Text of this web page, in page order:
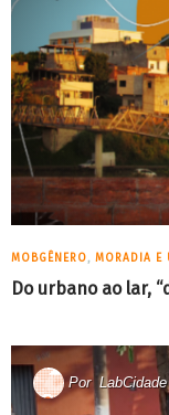
MOBGÊNERO, MORADIA E
Do urbano ao lar,
Por LabCidade